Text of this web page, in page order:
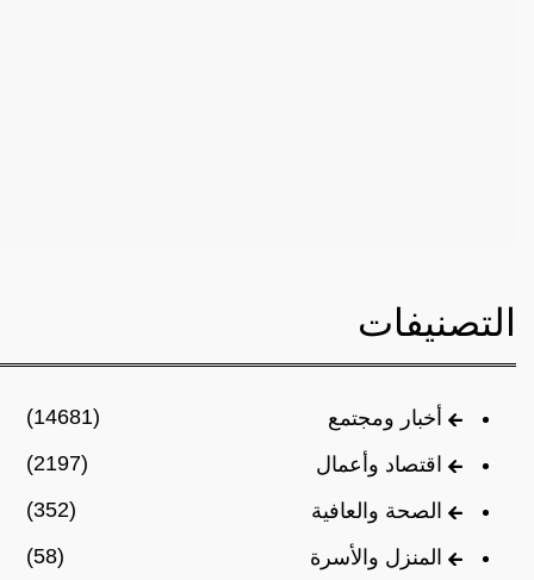
التصنيفات
أخبار ومجتمع
(14681)
اقتصاد وأعمال
(2197)
الصحة والعافية
(352)
المنزل والأسرة
(58)